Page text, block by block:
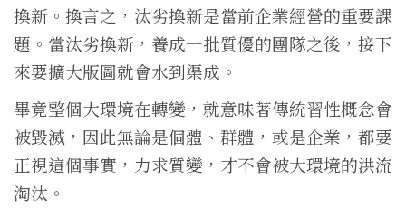
換新。換言之，汰劣換新是當前企業經營的重要課
題。當汰劣換新，養成一批質優的團隊之後，接下
來要擴大版圖就會水到渠成。
畢竟整個大環境在轉變，就意味著傳統習性概念會
被毀滅，因此無論是個體、群體，或是企業，都要
正視這個事實，力求質變，才不會被大環境的洪流
淘汰。